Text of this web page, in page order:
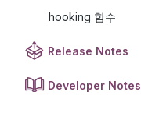
hooking 함수
Release Notes
Developer Notes